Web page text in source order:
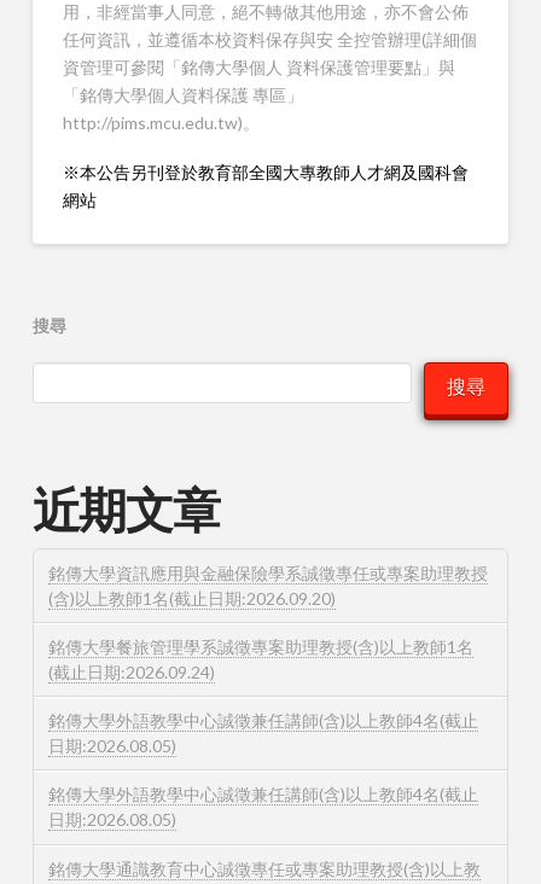
用，非經當事人同意，絕不轉做其他用途，亦不會公佈
任何資訊，並遵循本校資料保存與安 全控管辦理(詳細個
資管理可參閱「銘傳大學個人 資料保護管理要點」與
「銘傳大學個人資料保護 專區」
http://pims.mcu.edu.tw)。
※本公告另刊登於教育部全國大專教師人才網及國科會
網站
搜尋
搜尋
近期文章
銘傳大學資訊應用與金融保險學系誠徵專任或專案助理教授
(含)以上教師1名(截止日期:2026.09.20)
銘傳大學餐旅管理學系誠徵專案助理教授(含)以上教師1名
(截止日期:2026.09.24)
銘傳大學外語教學中心誠徵兼任講師(含)以上教師4名(截止
日期:2026.08.05)
銘傳大學外語教學中心誠徵兼任講師(含)以上教師4名(截止
日期:2026.08.05)
銘傳大學通識教育中心誠徵專任或專案助理教授(含)以上教